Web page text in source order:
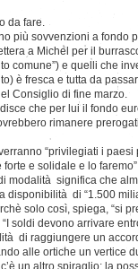
da fare.
più sovvenzioni a fondo
a Michel per il
comune”) e quelli che
è fresca e tutta da
Consiglio di fine marzo.
che per lui il fondo
rimanere
“privilegiati i paesi
e solidale e lo
modalità significa che
disponibilità di “1.500
solo così, spiega, “si
soldi devono arrivare
di raggiungere un
alle ortiche un vertice
un altro spiraglio: la